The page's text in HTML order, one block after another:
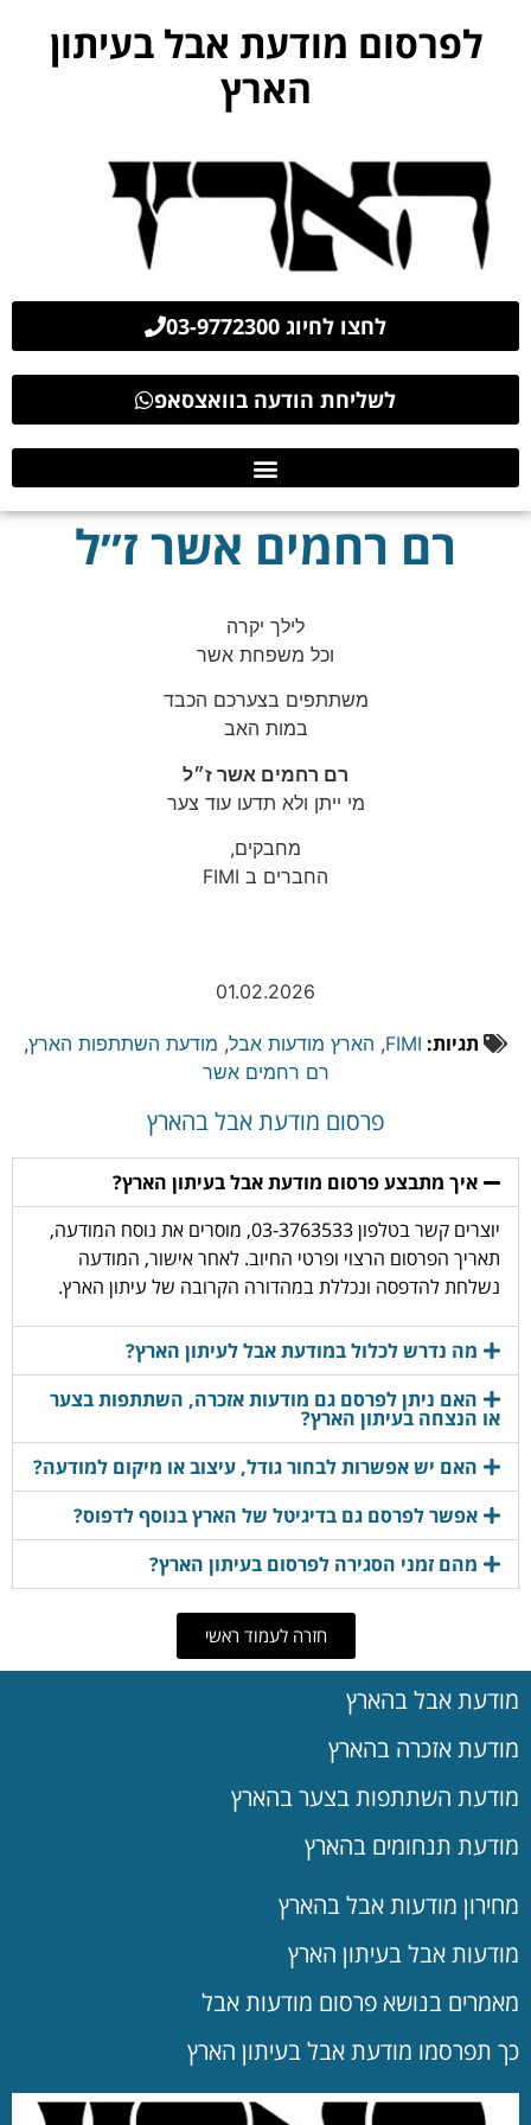
לפרסום מודעת אבל בעיתון
הארץ
לחצו לחיוג 03-9772300
לשליחת הודעה בוואצסאפ
רם רחמים אשר ז״ל
לילך יקרה
וכל משפחת אשר
משתתפים בצערכם הכבד
במות האב
רם רחמים אשר ז״ל
מי ייתן ולא תדעו עוד צער
מחבקים,
החברים ב FIMI
01.02.2026
תגיות: FIMI
, הארץ מודעות אבל, מודעת השתתפות הארץ,
רם רחמים אשר
פרסום מודעת אבל בהארץ
איך מתבצע פרסום מודעת אבל בעיתון הארץ?
יוצרים קשר בטלפון 03-3763533, מוסרים את נוסח המודעה,
תאריך הפרסום הרצוי ופרטי החיוב. לאחר אישור, המודעה
נשלחת להדפסה ונכללת במהדורה הקרובה של עיתון הארץ.
מה נדרש לכלול במודעת אבל לעיתון הארץ?
האם ניתן לפרסם גם מודעות אזכרה, השתתפות בצער
או הנצחה בעיתון הארץ?
האם יש אפשרות לבחור גודל, עיצוב או מיקום למודעה?
אפשר לפרסם גם בדיגיטל של הארץ בנוסף לדפוס?
מהם זמני הסגירה לפרסום בעיתון הארץ?
חזרה לעמוד ראשי
מודעת אבל בהארץ
מודעת אזכרה בהארץ
מודעת השתתפות בצער בהארץ
מודעת תנחומים בהארץ
מחירון מודעות אבל בהארץ
מודעות אבל בעיתון הארץ
מאמרים בנושא פרסום מודעות אבל
כך תפרסמו מודעת אבל בעיתון הארץ